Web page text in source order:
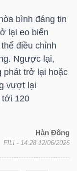
bình đáng tin
lại eo biển
điều chỉnh
Ngược lại,
phát trở lại hoặc
vượt lại
tới 120
Hàn Đông
FILI - 14:28 12/06/2026